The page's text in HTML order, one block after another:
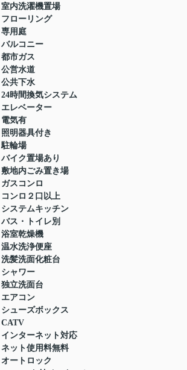
室内洗濯機置場
フローリング
専用庭
バルコニー
都市ガス
公営水道
公共下水
24時間換気システム
エレベーター
電気有
照明器具付き
駐輪場
バイク置場あり
敷地内ごみ置き場
ガスコンロ
コンロ２口以上
システムキッチン
バス・トイレ別
浴室乾燥機
温水洗浄便座
洗髪洗面化粧台
シャワー
独立洗面台
エアコン
シューズボックス
CATV
インターネット対応
ネット使用料無料
オートロック